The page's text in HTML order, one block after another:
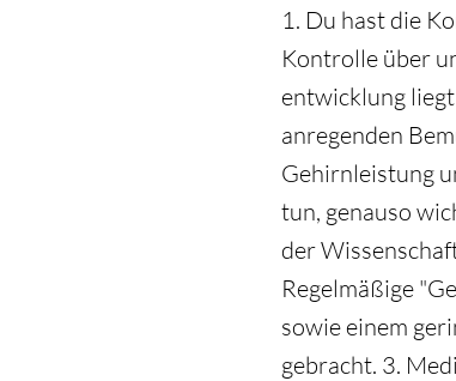
1. Du hast die
Kontrolle über
entwicklung
anregenden
Gehirnleistung
tun, genauso
der
Regelmäßige
sowie einem
gebracht. 3.